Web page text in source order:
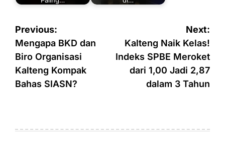
Navigasi
pos
Previous:
Mengapa BKD dan
Biro Organisasi
Kalteng Kompak
Bahas SIASN?
Next:
Kalteng Naik Kelas!
Indeks SPBE Meroket
dari 1,00 Jadi 2,87
dalam 3 Tahun